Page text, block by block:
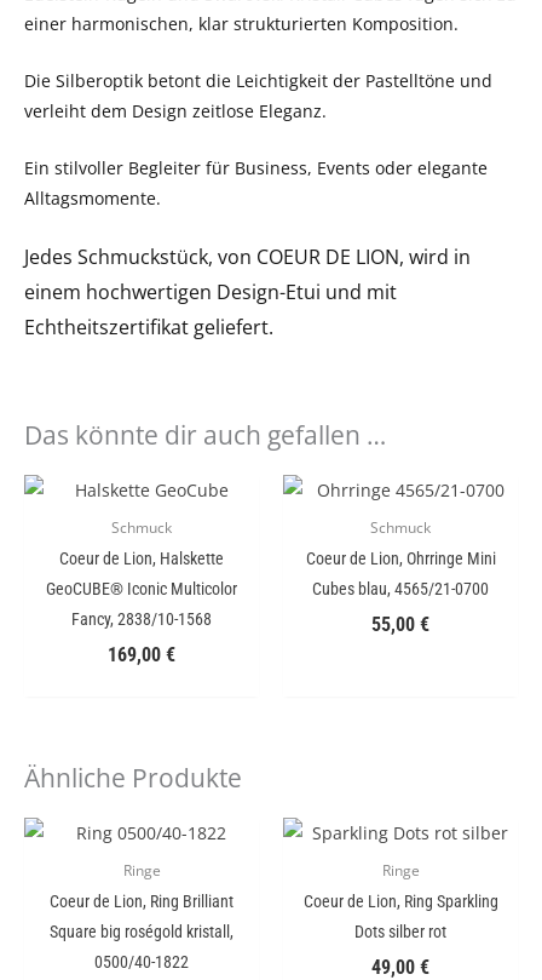
einer harmonischen, klar strukturierten Komposition.
Die Silberoptik betont die Leichtigkeit der Pastelltöne und
verleiht dem Design zeitlose Eleganz.
Ein stilvoller Begleiter für Business, Events oder elegante
Alltagsmomente.
Jedes Schmuckstück, von COEUR DE LION, wird in
einem hochwertigen Design-Etui und mit
Echtheitszertifikat geliefert.
Das könnte dir auch gefallen …
Schmuck
Coeur de Lion, Halskette
GeoCUBE® Iconic Multicolor
Fancy, 2838/10-1568
169,00 €
Schmuck
Coeur de Lion, Ohrringe Mini
Cubes blau, 4565/21-0700
55,00 €
Ähnliche Produkte
Ringe
Coeur de Lion, Ring Brilliant
Square big roségold kristall,
0500/40-1822
Ringe
Coeur de Lion, Ring Sparkling
Dots silber rot
49,00 €